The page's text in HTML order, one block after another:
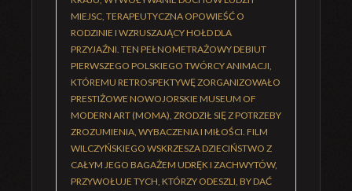
MIEJSC, TERAPEUTYCZNA OPOWIEŚĆ O
RODZINIE I WZRUSZAJĄCY HOŁD DLA
PRZYJAŹNI. TEN PEŁNOMETRAŻOWY DEBIUT
PIERWSZEGO POLSKIEGO TWÓRCY ANIMACJI,
KTÓREMU RETROSPEKTYWĘ ZORGANIZOWAŁO
PRESTIŻOWE NOWOJORSKIE MUSEUM OF
MODERN ART (MOMA), ZRODZIŁ SIĘ Z POTRZEBY
ZROZUMIENIA, WYBACZENIA I MIŁOŚCI. FILM
WILCZYŃSKIEGO WSKRZESZA DZIECIŃSTWO Z
CAŁYM JEGO BAGAŻEM UDRĘK I ZACHWYTÓW,
PRZYWOŁUJE TYCH, KTÓRZY ODESZLI, BY DAĆ